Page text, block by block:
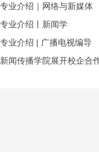
专业介绍｜网络与新媒体
专业介绍丨新闻学
专业介绍 | 广播电视编导
新闻传播学院展开校企合